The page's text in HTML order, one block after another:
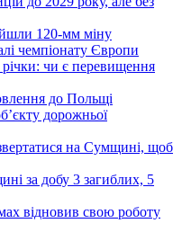
120-мм міну
чемпіонату Європи
чи є перевищення
до Польщі
дорожньої
на Сумщині, щоб
за добу 3 загиблих, 5
відновив свою роботу